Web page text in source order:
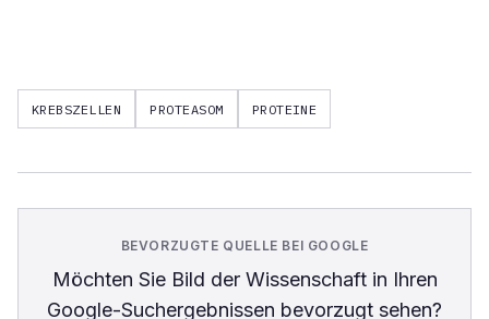
KREBSZELLEN PROTEASOM PROTEINE
BEVORZUGTE QUELLE BEI GOOGLE
Möchten Sie Bild der Wissenschaftin Ihren
Google-Suchergebnissen bevorzugt sehen?